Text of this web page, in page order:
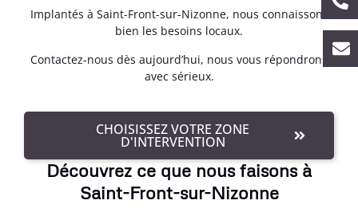
Implantés à Saint-Front-sur-Nizonne, nous connaissons
bien les besoins locaux.
Contactez-nous dès aujourd’hui, nous vous répondrons
avec sérieux.
CHOISISSEZ VOTRE ZONE
D'INTERVENTION
Découvrez ce que nous faisons à
Saint-Front-sur-Nizonne